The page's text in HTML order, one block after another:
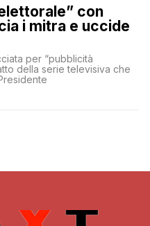
con
i mitra e uccide
per “pubblicità
della serie televisiva che